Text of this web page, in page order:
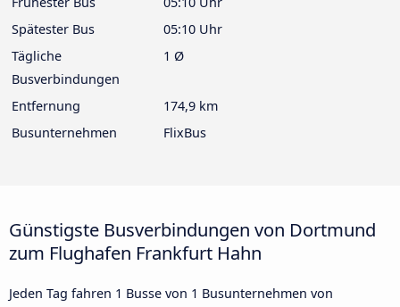
Spätester Bus
05:10 Uhr
Tägliche
Busverbindungen
1 Ø
Entfernung
174,9 km
Busunternehmen
FlixBus
Günstigste Busverbindungen von Dortmund
zum Flughafen Frankfurt Hahn
Jeden Tag fahren 1 Busse von 1 Busunternehmen von